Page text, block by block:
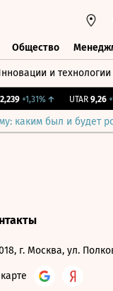
Общество
и технологии
+1,31%↑ UTAR 9,26
каким был и будет
г. Москва, ул.